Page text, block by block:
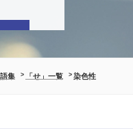
集 「せ」一覧 染色性